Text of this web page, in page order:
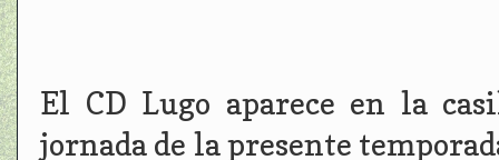
El CD Lugo aparece en la
jornada de la presente